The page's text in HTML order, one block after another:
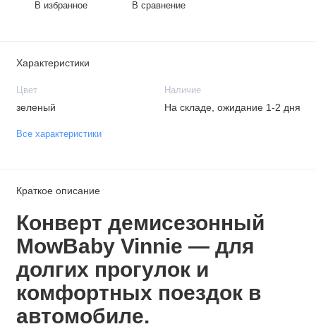
В избранное В сравнение
Характеристики
Цвет
зеленый
Наличие
На складе, ожидание 1-2 дня
Все характеристики
Краткое описание
Конверт демисезонный
MowBaby Vinnie — для
долгих прогулок и
комфортных поездок в
автомобиле.